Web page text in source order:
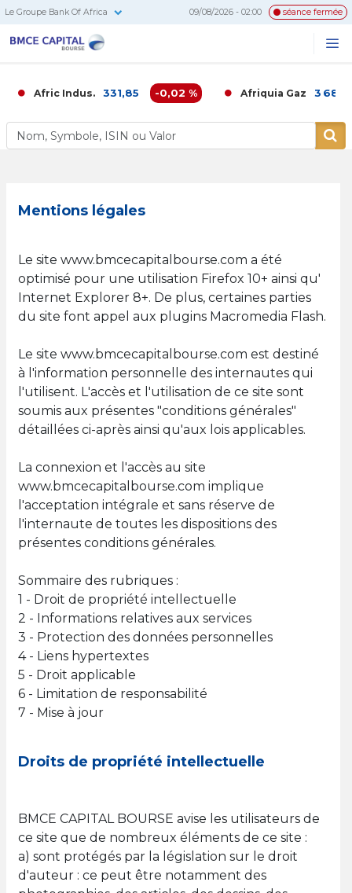
Le Groupe Bank Of Africa 09/08/2026 - 02:00 séance fermée
Afric Indus. 331,85 -0,02 % Afriquia Gaz 3 680,00
Mentions légales
Le site www.bmcecapitalbourse.com a été
optimisé pour une utilisation Firefox 10+ ainsi qu'
Internet Explorer 8+. De plus, certaines parties
du site font appel aux plugins Macromedia Flash.
Le site www.bmcecapitalbourse.com est destiné
à l'information personnelle des internautes qui
l'utilisent. L'accès et l'utilisation de ce site sont
soumis aux présentes "conditions générales"
détaillées ci-après ainsi qu'aux lois applicables.
La connexion et l'accès au site
www.bmcecapitalbourse.com implique
l'acceptation intégrale et sans réserve de
l'internaute de toutes les dispositions des
présentes conditions générales.
Sommaire des rubriques :
1 - Droit de propriété intellectuelle
2 - Informations relatives aux services
3 - Protection des données personnelles
4 - Liens hypertextes
5 - Droit applicable
6 - Limitation de responsabilité
7 - Mise à jour
Droits de propriété intellectuelle
BMCE CAPITAL BOURSE avise les utilisateurs de
ce site que de nombreux éléments de ce site :
a) sont protégés par la législation sur le droit
d'auteur : ce peut être notamment des